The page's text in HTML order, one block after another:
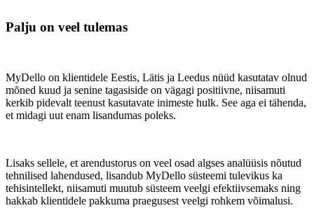
Palju on veel tulemas
MyDello on klientidele Eestis, Lätis ja Leedus nüüd kasutatav olnud
mõned kuud ja senine tagasiside on vägagi positiivne, niisamuti
kerkib pidevalt teenust kasutavate inimeste hulk. See aga ei tähenda,
et midagi uut enam lisandumas poleks.
Lisaks sellele, et arendustorus on veel osad algses analüüsis nõutud
tehnilised lahendused, lisandub MyDello süsteemi tulevikus ka
tehisintellekt, niisamuti muutub süsteem veelgi efektiivsemaks ning
hakkab klientidele pakkuma praegusest veelgi rohkem võimalusi.